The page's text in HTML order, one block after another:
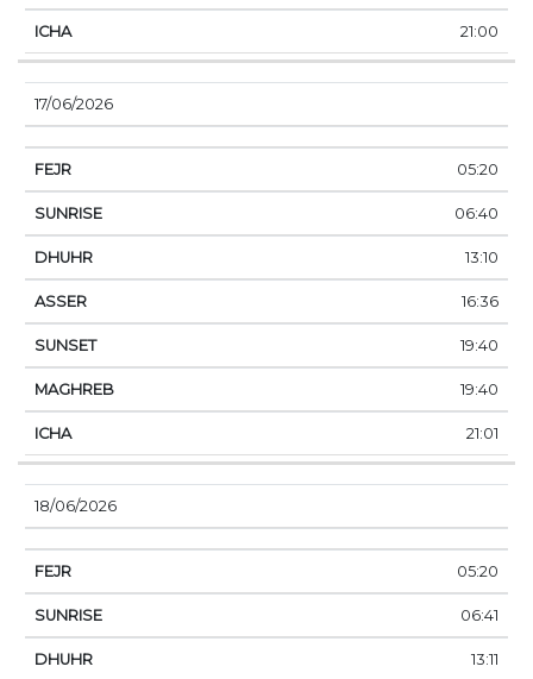
21:00
17/06/2026
05:20
06:40
13:10
16:36
19:40
19:40
21:01
18/06/2026
05:20
06:41
13:11